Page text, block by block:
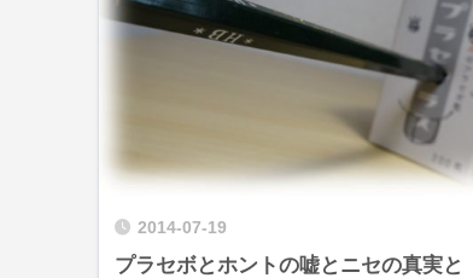
2014-07-19
プラセボとホントの嘘とニセの真実と